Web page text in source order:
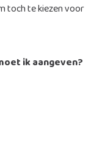
toch te kiezen voor
ik aangeven?